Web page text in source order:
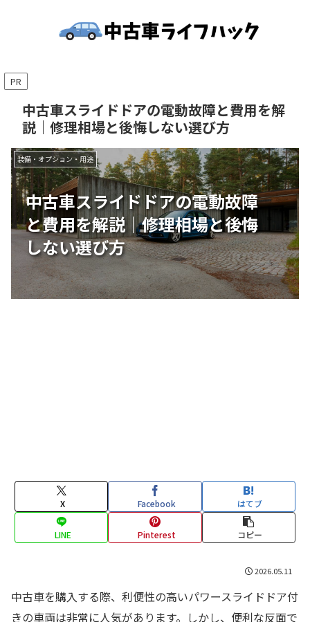
PR
中古車スライドドアの電動故障と費用を解
説｜修理相場と後悔しない選び方
中古車スライドドアの電動故障
と費用を解説｜修理相場と後悔
しない選び方
装備・オプション・用途
X Facebook はてブ
LINE Pinterest コピー
2026.05.11
中古車を購入する際、利便性の高いパワースライドドア付
きの車両は非常に人気があります。しかし、便利な反面で